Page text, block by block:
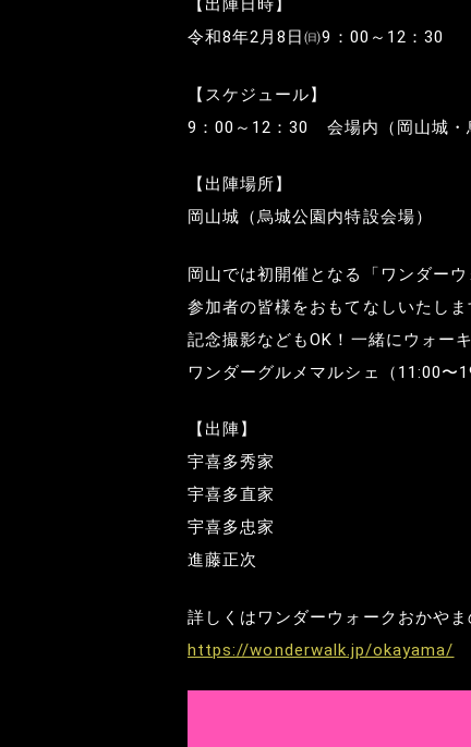
【出陣日時】
令和8年2月8日㈰9：00～12：30
【スケジュール】
9：00～12：30 会場内（岡山城・
【出陣場所】
岡山城（烏城公園内特設会場）
岡山では初開催となる「ワンダー
参加者の皆様をおもてなしいたしま
記念撮影などもOK！一緒にウォー
ワンダーグルメマルシェ（11:00〜
【出陣】
宇喜多秀家
宇喜多直家
宇喜多忠家
進藤正次
詳しくはワンダーウォークおかや
https://wonderwalk.jp/okayama/